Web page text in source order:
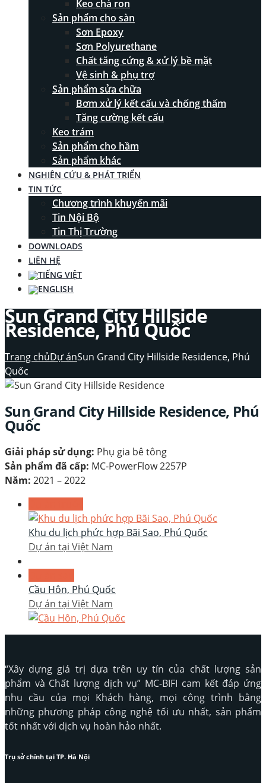
Keo chà ron
Sản phẩm cho sàn
Sơn Epoxy
Sơn Polyurethane
Chất tăng cứng & xử lý bề mặt
Vệ sinh & phụ trợ
Sản phẩm sửa chữa
Bơm xử lý kết cấu và chống thấm
Tăng cường kết cấu
Keo trám
Sản phẩm cho hầm
Sản phẩm khác
NGHIÊN CỨU & PHÁT TRIỂN
TIN TỨC
Chương trình khuyến mãi
Tin Nội Bộ
Tin Thị Trường
DOWNLOADS
LIÊN HỆ
Sun Grand City Hillside
Residence, Phú Quốc
Trang chủDự ánSun Grand City Hillside Residence, Phú
Quốc
Sun Grand City Hillside Residence, Phú
Quốc
Giải pháp sử dụng: Phụ gia bê tông
Sản phẩm đã cấp: MC-PowerFlow 2257P
Năm: 2021 – 2022
Khu du lịch phức hợp Bãi Sao, Phú Quốc
Dự án tại Việt Nam
Cầu Hôn, Phú Quốc
Dự án tại Việt Nam
“Xây dựng giá trị dựa trên uy tín của chất lượng sản
phẩm và Chất lượng dịch vụ” MC-BIFI cam kết đáp ứng
nhu cầu của mọi Khách hàng, mọi công trình bằng
những phương pháp công nghệ tối ưu nhất, sản phẩm
tốt nhất với dịch vụ hoàn hảo nhất.
Trụ sở chính tại TP. Hà Nội